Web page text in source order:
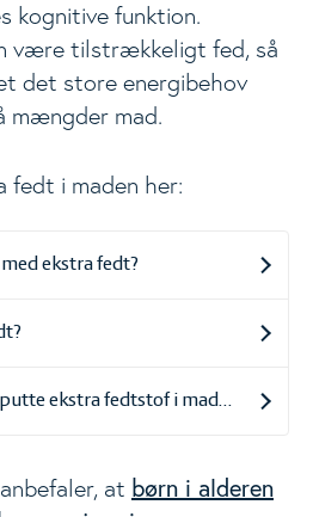
kognitive funktion.
være tilstrækkeligt fed, så
det store energibehov
mængder mad.
fedt i maden her:
ekstra fedt?
ekstra fedtstof i maden?
at børn i alderen